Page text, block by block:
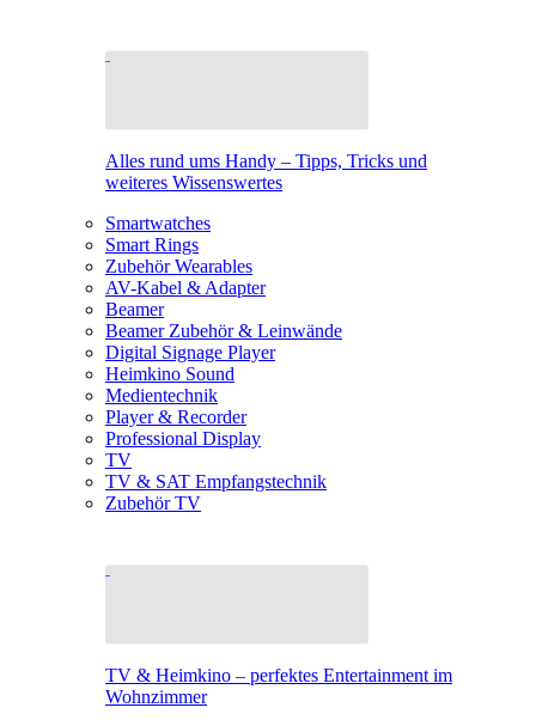
Alles rund ums Handy – Tipps, Tricks und
weiteres Wissenswertes
Smartwatches
Smart Rings
Zubehör Wearables
AV-Kabel & Adapter
Beamer
Beamer Zubehör & Leinwände
Digital Signage Player
Heimkino Sound
Medientechnik
Player & Recorder
Professional Display
TV
TV & SAT Empfangstechnik
Zubehör TV
TV & Heimkino – perfektes Entertainment im
Wohnzimmer